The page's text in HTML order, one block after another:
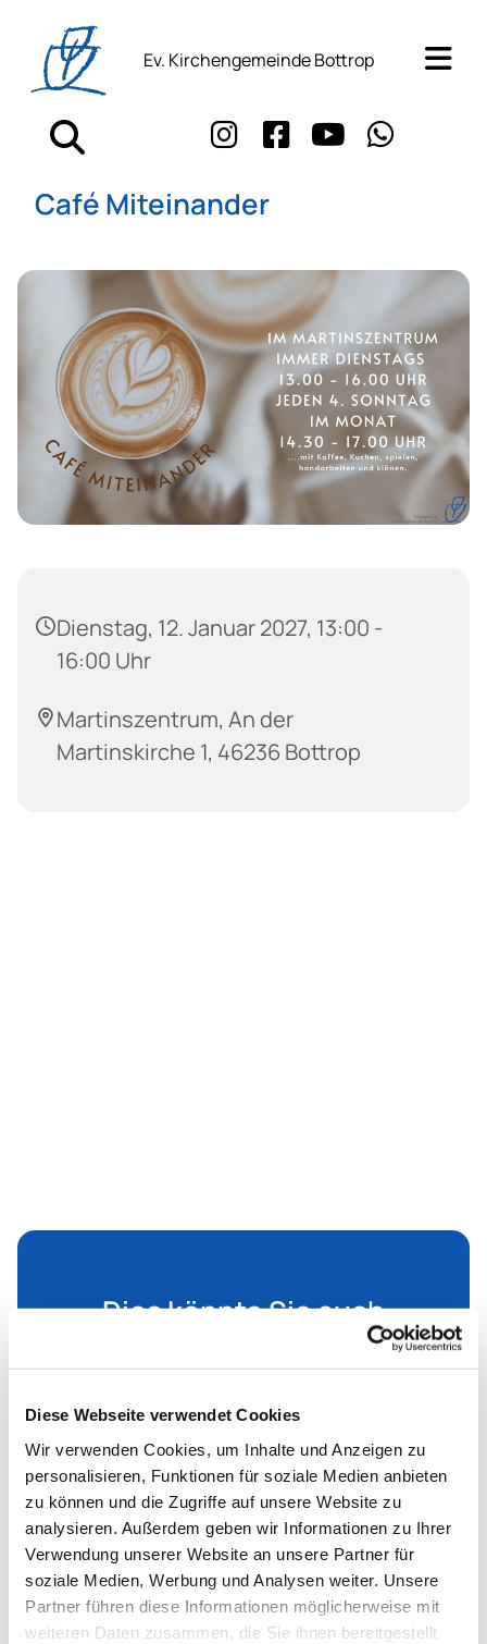
Diese Webseite verwendet Cookies
Wir verwenden Cookies, um Inhalte und Anzeigen zu
personalisieren, Funktionen für soziale Medien anbieten
zu können und die Zugriffe auf unsere Website zu
analysieren. Außerdem geben wir Informationen zu Ihrer
Verwendung unserer Website an unsere Partner für
soziale Medien, Werbung und Analysen weiter. Unsere
Partner führen diese Informationen möglicherweise mit
weiteren Daten zusammen, die Sie ihnen bereitgestellt
Ev. Kirchengemeinde Bottrop
Café Miteinander
Dienstag, 12. Januar 2027, 13:00 -
16:00 Uhr
Martinszentrum, An der
Martinskirche 1, 46236 Bottrop
Dies könnte Sie auch